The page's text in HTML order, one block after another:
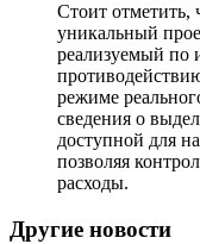
Стоит отметить,
уникальный
реализуемый по
режиме
сведения о
доступной для
позволяя
расходы.
Другие новости